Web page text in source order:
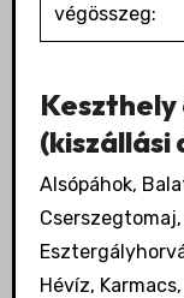
végösszeg:
(kiszállási
Alsópáhok,
Hévíz,